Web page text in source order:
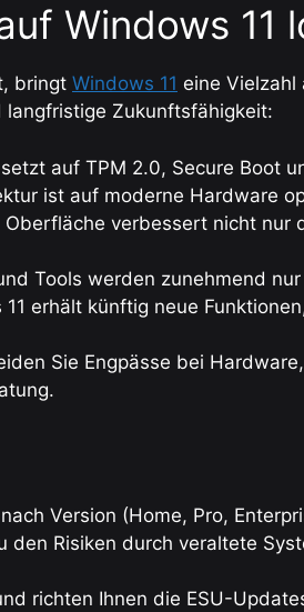
Windows 11
bringt Windows 11 eine Vielzahl
Zukunftsfähigkeit:
auf TPM 2.0, Secure Boot
ist auf moderne Hardware
Oberfläche verbessert nicht
Tools werden zunehmend
11 erhält künftig neue
Sie Engpässe bei
Version (Home, Pro,
den Risiken durch veraltete
richten Ihnen die ESU-